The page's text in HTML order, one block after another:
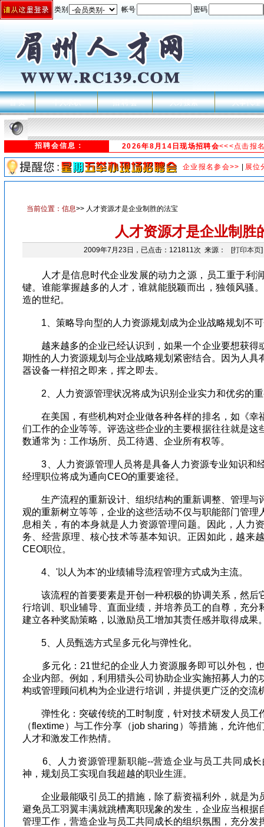
类别 帐号 密码
首 页 个人求职 招 聘 会 人才搜索 人事代理
招聘会信息： 2026年8月14日现场招聘会<<<点击报
企业报名参会>> 展位
当前位置： 信息>> 人才资源才是企业制胜的法宝
人才资源才是企业制胜
2009年7月23日，已点击：121811次 来源： [打印本页]
人才是信息时代企业发展的动力之源，员工重于利
键。谁能掌握越多的人才，谁就能脱颖而出，独领风骚
造的世纪。
1、策略导向型的人力资源规划成为企业战略规划不
越来越多的企业已经认识到，如果一个企业要想获得
期性的人力资源规划与企业战略规划紧密结合。因为人具
器设备一样招之即来，挥之即去。
2、人力资源管理状况将成为识别企业实力和优劣
在美国，有些机构对企业做各种各样的排名，如《幸
们工作的企业等等。评选这些企业的主要根据往往就是这
数通常为：工作场所、员工待遇、企业所有权等。
3、人力资源管理人员将是具备人力资源专业知识和
经理职位将成为通向CEO的重要途径。
生产流程的重新设计、组织结构的重新调整、管理与
观的重新树立等等，企业的这些活动不仅与职能部门管理
息相关，有的本身就是人力资源管理问题。因此，人力
务、经营原理、核心技术等基本知识。正因如此，越来
CEO职位。
4、'以人为本'的业绩辅导流程管理方式成为主流。
该流程的首要要素是开创一种积极的协调关系，然后
行培训、职业辅导、直面业绩，并培养员工的自尊，充分
建立各种奖励策略，以激励员工增加其责任感并取得成果
5、人员甄选方式呈多元化与弹性化。
多元化：21世纪的企业人力资源服务即可以外包，
企业内部。例如，利用猎头公司协助企业实施招募人力的
构或管理顾问机构为企业进行培训，并提供更广泛的交
弹性化：突破传统的工时制度，针对技术研发人员工
（flextime）与工作分享（job sharing）等措施，允许他
人才和激发工作热情。
6、人力资源管理新职能--营造企业与员工共同成长
神，规划员工实现自我超越的职业生涯。
企业最能吸引员工的措施，除了薪资福利外，就是为
避免员工羽翼丰满就跳槽离职现象的发生，企业应当根据
管理工作，营造企业与员工共同成长的组织氛围，充分发